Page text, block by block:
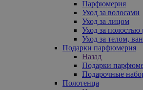
Парфюмерия
Уход за волосами
Уход за лицом
Уход за полостью
Уход за телом,
Подарки парфюмерия
Назад
Подарки
Подарочные
Полотенца